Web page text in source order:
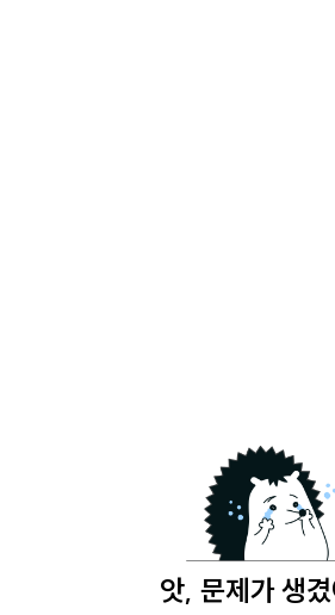
앗, 문제가 생